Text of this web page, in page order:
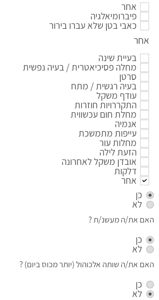
אחר
פיברומיאלגיה
כאבי בטן שלא עברו בירור
אחר
בעיית שינה
מחלה פסיכיאטרית / בעיה נפשית
סרטן
בעיה רגשית / מתח
עודף משקל
התקררויות חוזרות
מחלת חום עכשווית
אנמיה
עייפות מתמשכת
מחלות עור
הזעת לילה
אובדן משקל לאחרונה
דלקות
אחר
כן
לא
האם את/ה מעשנ/ת ?
כן
לא
האם את/ה שותה אלכוהול (יותר מכוס ביום) ?
כן
לא